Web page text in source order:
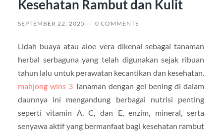
Kesehatan Rambut dan Kulit
SEPTEMBER 22, 2025 / 0 COMMENTS
Lidah buaya atau aloe vera dikenal sebagai tanaman
herbal serbaguna yang telah digunakan sejak ribuan
tahun lalu untuk perawatan kecantikan dan kesehatan.
mahjong wins 3Tanaman dengan gel bening di dalam
daunnya ini mengandung berbagai nutrisi penting
seperti vitamin A, C, dan E, enzim, mineral, serta
senyawa aktif yang bermanfaat bagi kesehatan rambut